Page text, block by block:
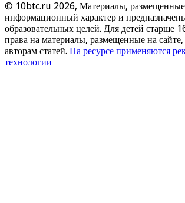
© 10btc.ru 2026, Материалы, размещенные
информационный характер и
образовательных целей. Для детей старше
права на материалы, размещенные на
авторам статей. На ресурсе применяются
технологии